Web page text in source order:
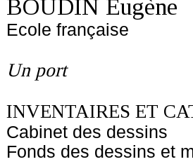
BOUDIN Eugène
Ecole française
Un port
INVENTAIRES ET
Cabinet des dessins
Fonds des dessins et